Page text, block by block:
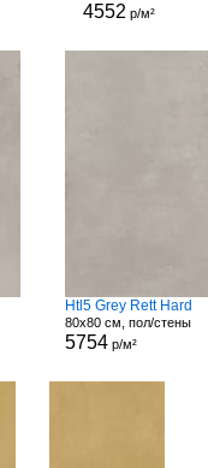
4552 р/м²
Htl5 Grey Rett Hard
80x80 см, пол/стены
5754р/м²